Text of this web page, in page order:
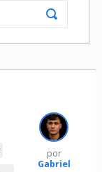
por
Gabriel